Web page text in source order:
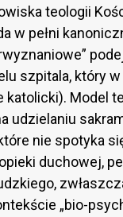
teologii
w pełni
szpitala, który
Model
udzielaniu
nie spotyka
duchowej,
„bio-